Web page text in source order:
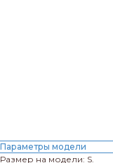
Параметры модели
Размер на модели: S.